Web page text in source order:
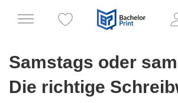
Samstags oder
Die richtige